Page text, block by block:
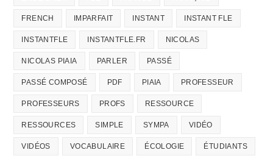
FRENCH IMPARFAIT INSTANT INSTANT FLE
INSTANTFLE INSTANTFLE.FR NICOLAS
NICOLAS PIAIA PARLER PASSÉ
PASSÉ COMPOSÉ PDF PIAIA PROFESSEUR
PROFESSEURS PROFS RESSOURCE
RESSOURCES SIMPLE SYMPA VIDÉO
VIDÉOS VOCABULAIRE ÉCOLOGIE ÉTUDIANTS